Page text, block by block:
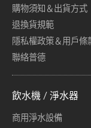
購物須知＆出貨方式
退換貨規範
隱私權政策＆用戶條
聯絡普德
飲水機 / 淨水器
商用淨水設備